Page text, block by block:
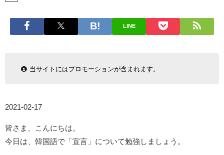
LINE
当サイトにはプロモーションが含まれます。
2021-02-17
皆さま、こんにちは。
今日は、韓国語で「宣言」について勉強しましょう。